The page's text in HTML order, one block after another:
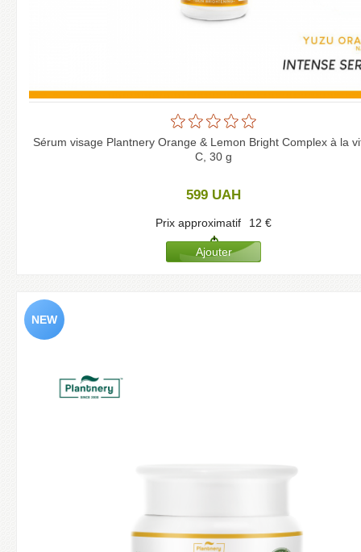
Sérum visage Plantnery Orange & Lemon Bright Complex à la
C, 30 g
599 UAH
Prix approximatif 12 €